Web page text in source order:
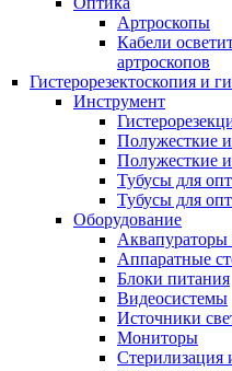
Артроскопы
Кабели
артроскопов
Гистерорезектоскопия и
Инструмент
Полужесткие
Полужесткие
Тубусы для
Тубусы для
Оборудование
Аппаратные
Блоки питания
Видеосистемы
Источники
Мониторы
Стерилизация